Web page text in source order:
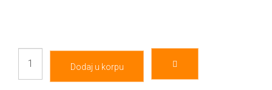
Dodaj u korpu